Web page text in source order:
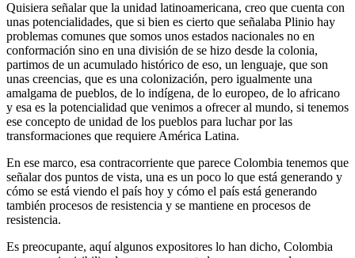
Quisiera señalar que la unidad latinoamericana, creo que cuenta con
unas potencialidades, que si bien es cierto que señalaba Plinio hay
problemas comunes que somos unos estados nacionales no en
conformación sino en una división de se hizo desde la colonia,
partimos de un acumulado histórico de eso, un lenguaje, que son
unas creencias, que es una colonización, pero igualmente una
amalgama de pueblos, de lo indígena, de lo europeo, de lo africano
y esa es la potencialidad que venimos a ofrecer al mundo, si tenemos
ese concepto de unidad de los pueblos para luchar por las
transformaciones que requiere América Latina.
En ese marco, esa contracorriente que parece Colombia tenemos que
señalar dos puntos de vista, una es un poco lo que está generando y
cómo se está viendo el país hoy y cómo el país está generando
también procesos de resistencia y se mantiene en procesos de
resistencia.
Es preocupante, aquí algunos expositores lo han dicho, Colombia